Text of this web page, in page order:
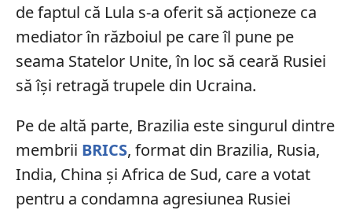
de faptul că Lula s-a oferit să acționeze ca
mediator în războiul pe care îl pune pe
seama Statelor Unite, în loc să ceară Rusiei
să își retragă trupele din Ucraina.
Pe de altă parte, Brazilia este singurul dintre
membrii BRICS, format din Brazilia, Rusia,
India, China și Africa de Sud, care a votat
pentru a condamna agresiunea Rusiei